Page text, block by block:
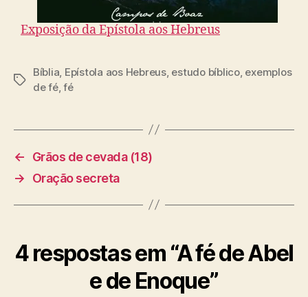
Exposição da Epístola aos Hebreus
T
Bíblia, Epístola aos Hebreus, estudo bíblico, exemplos
de fé,fé
←
Grãos de cevada (18)
→
Oração secreta
4 respostas em “A fé de Abel
e de Enoque”